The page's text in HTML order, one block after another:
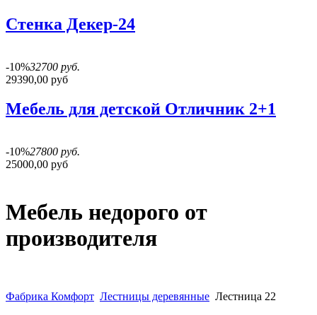
Стенка Декер-24
-10%32700 руб.
29390,00 руб
Мебель для детской Отличник 2+1
-10%27800 руб.
25000,00 руб
Мебель недорого от
производителя
Фабрика Комфорт Лестницы деревянные Лестница 22